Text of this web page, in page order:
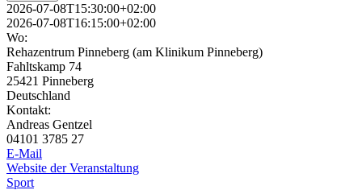
2026-07-08T15:30:00+02:00
2026-07-08T16:15:00+02:00
Wo:
Rehazentrum Pinneberg (am Klinikum Pinneberg)
Fahltskamp 74
25421 Pinneberg
Deutschland
Kontakt:
Andreas Gentzel
04101 3785 27
E-Mail
Website der Veranstaltung
Sport